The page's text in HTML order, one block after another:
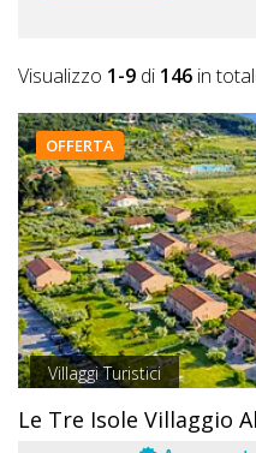
Visualizzo 1-9 di 146 in
OFFERTA
Villaggi Turistici
Le Tre Isole Villaggio